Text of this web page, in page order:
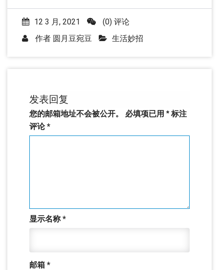
12 3 月, 2021
(0) 评论
作者 圆月豆宛豆 生活妙招
发表回复
您的邮箱地址不会被公开。 必填项已用 * 标注
评论*
显示名称*
邮箱 *